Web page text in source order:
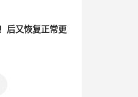
后又恢复正常更